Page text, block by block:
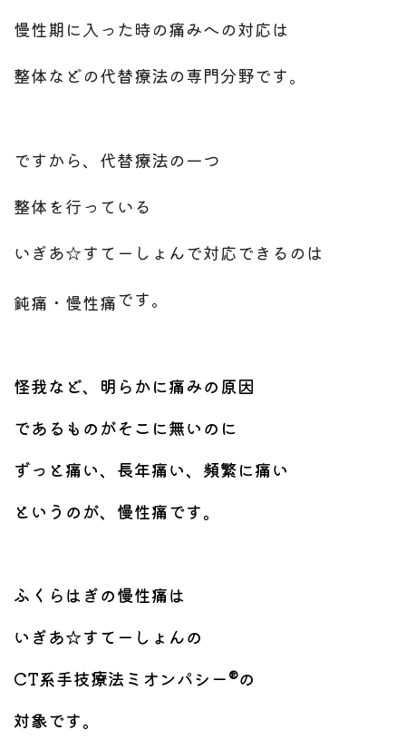
慢性期に入った時の痛みへの対応は
整体などの代替療法の専門分野です。
ですから、代替療法の一つ
整体を行っている
いぎあ☆すてーしょんで対応できるのは
鈍痛・慢性痛です。
怪我など、明らかに痛みの原因
であるものがそこに無いのに
ずっと痛い、長年痛い、頻繁に痛い
というのが、慢性痛です。
ふくらはぎの慢性痛は
いぎあ☆すてーしょんの
CT系手技療法ミオンパシー®の
対象です。